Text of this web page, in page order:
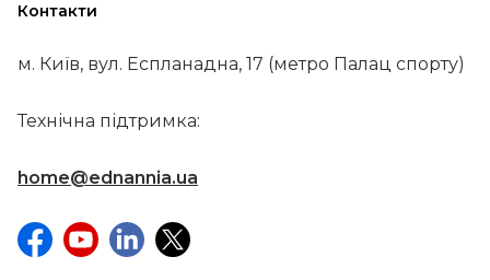
Контакти
м. Київ, вул. Еспланадна, 17 (метро Палац спорту)
Технічна підтримка:
home@ednannia.ua